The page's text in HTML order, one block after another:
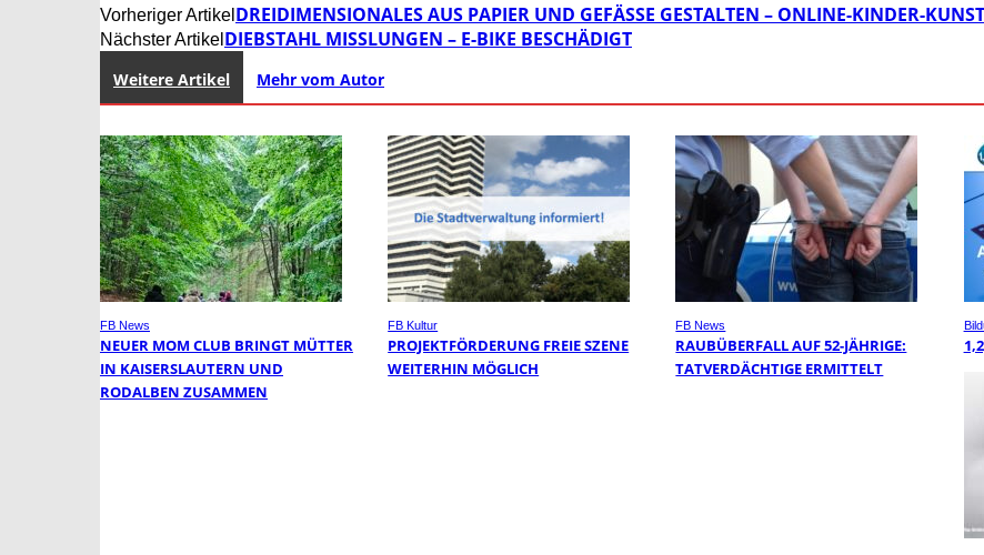
Vorheriger Artikel DREIDIMENSIONALES AUS PAPIER UND GEFÄSSE GESTALTEN – ONLINE-KINDER-
Nächster Artikel DIEBSTAHL MISSLUNGEN – E-BIKE BESCHÄDIGT
Weitere Artikel Mehr vom Autor
FB News
NEUER MOM CLUB BRINGT MÜTTER
IN KAISERSLAUTERN UND
RODALBEN ZUSAMMEN
FB Kultur
PROJEKTFÖRDERUNG FREIE SZENE
WEITERHIN MÖGLICH
FB News
RAUBÜBERFALL AUF 52-JÄHRIGE:
TATVERDÄCHTIGE ERMITTELT